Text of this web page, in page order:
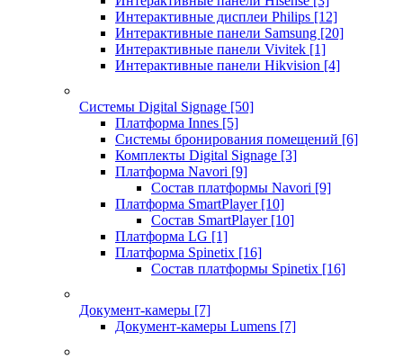
Интерактивные дисплеи Philips [12]
Интерактивные панели Samsung [20]
Интерактивные панели Vivitek [1]
Интерактивные панели Hikvision [4]
Системы Digital Signage [50]
Платформа Innes [5]
Системы бронирования помещений [6]
Комплекты Digital Signage [3]
Платформа Navori [9]
Состав платформы Navori [9]
Платформа SmartPlayer [10]
Состав SmartPlayer [10]
Платформа LG [1]
Платформа Spinetix [16]
Состав платформы Spinetix [16]
Документ-камеры [7]
Документ-камеры Lumens [7]